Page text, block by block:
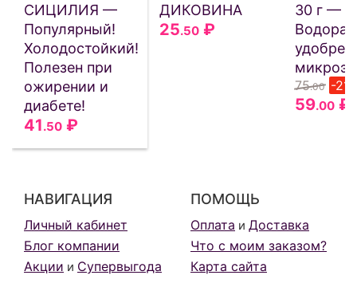
СИЦИЛИЯ —
Популярный!
Холодостойкий!
Полезен при
ожирении и
диабете!
41.50 ₽
ДИКОВИНА
25.50 ₽
30 г —
75.00 -
59.00 ₽
НАВИГАЦИЯ
Личный кабинет
Блог компании
Акции и Супервыгода
ПОМОЩЬ
Оплата и Доставка
Что с моим заказом?
Карта сайта